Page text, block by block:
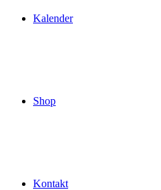
Kalender
Shop
Kontakt